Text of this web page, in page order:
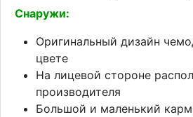
Снаружи:
Оригинальный дизайн
цвете
На лицевой стороне
производителя
Большой и маленький